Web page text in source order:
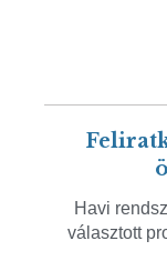
Havi
választott